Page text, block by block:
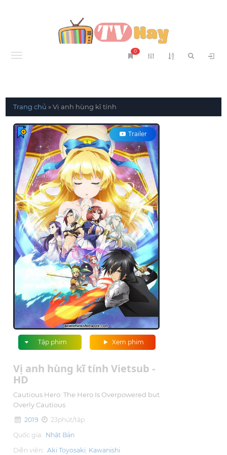
Menu
0
Trang chủ »Vị anh hùng kĩ tính
Trailer
Xem phim
Tập phim
Vị anh hùng kĩ tính Vietsub -
HD
Cautious Hero: The Hero Is Overpowered but
Overly Cautious
2019
23phút/tập
Quốc gia: Nhật Bản
Diễn viên: Aki Toyosaki Kawanishi